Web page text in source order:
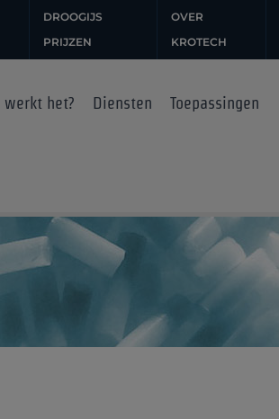
DROOGIJS
PRIJZEN
OVER
KROTECH
werkt het? Diensten Toepassingen